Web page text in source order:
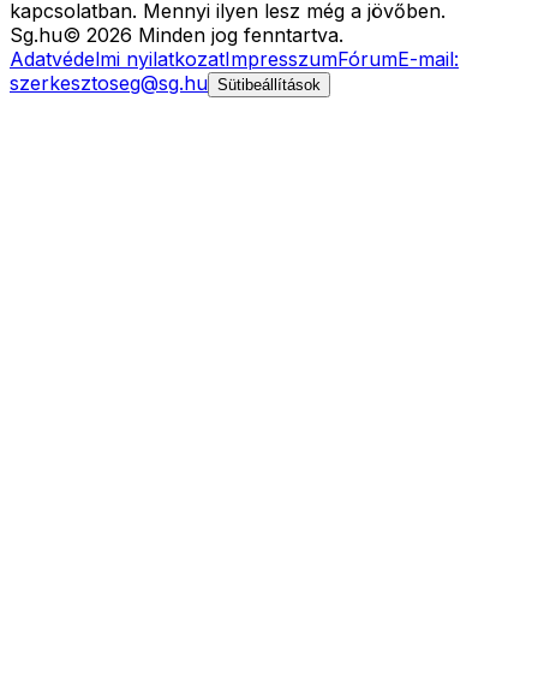
kapcsolatban. Mennyi ilyen lesz még a jövőben.
Sg.hu© 2026 Minden jog fenntartva.
Adatvédelmi nyilatkozatImpresszumFórumE-mail:
szerkesztoseg@sg.hu Sütibeállítások